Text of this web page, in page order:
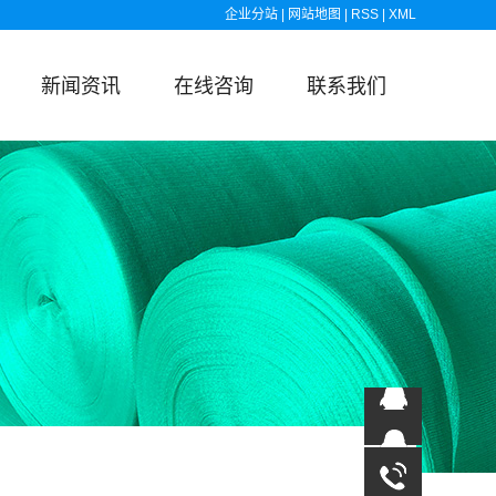
企业分站 网站地图 RSS XML
新闻资讯 在线咨询 联系我们
13863838763